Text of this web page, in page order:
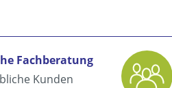
Fachberatung
Kunden